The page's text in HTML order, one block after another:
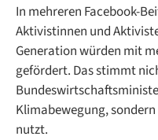
In mehreren Facebook-
Aktivistinnen und
Generation würden mit
gefördert. Das stimmt
Klimabewegung,
nutzt.